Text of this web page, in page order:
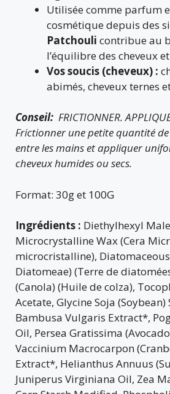
Utilisée comme parfum
cosmétique depuis des
Patchouli contribue au
l’équilibre des cheveux
Vos soucis (cheveux) :
abimés, cheveux ternes
Conseil: FRICTIONNER.
Frictionner une petite quantité de
entre les mains et appliquer
cheveux humides ou secs.
Format: 30g et 100G
Ingrédients : Diethylhexyl
Microcrystalline Wax (Cera
microcristalline),
Diatomeae) (Terre de
(Canola) (Huile de colza),
Acetate, Glycine Soja
Bambusa Vulgaris Extract*,
Oil, Persea Gratissima
Vaccinium Macrocarpon
Extract*, Helianthus Annuus
Juniperus Virginiana Oil, Zea